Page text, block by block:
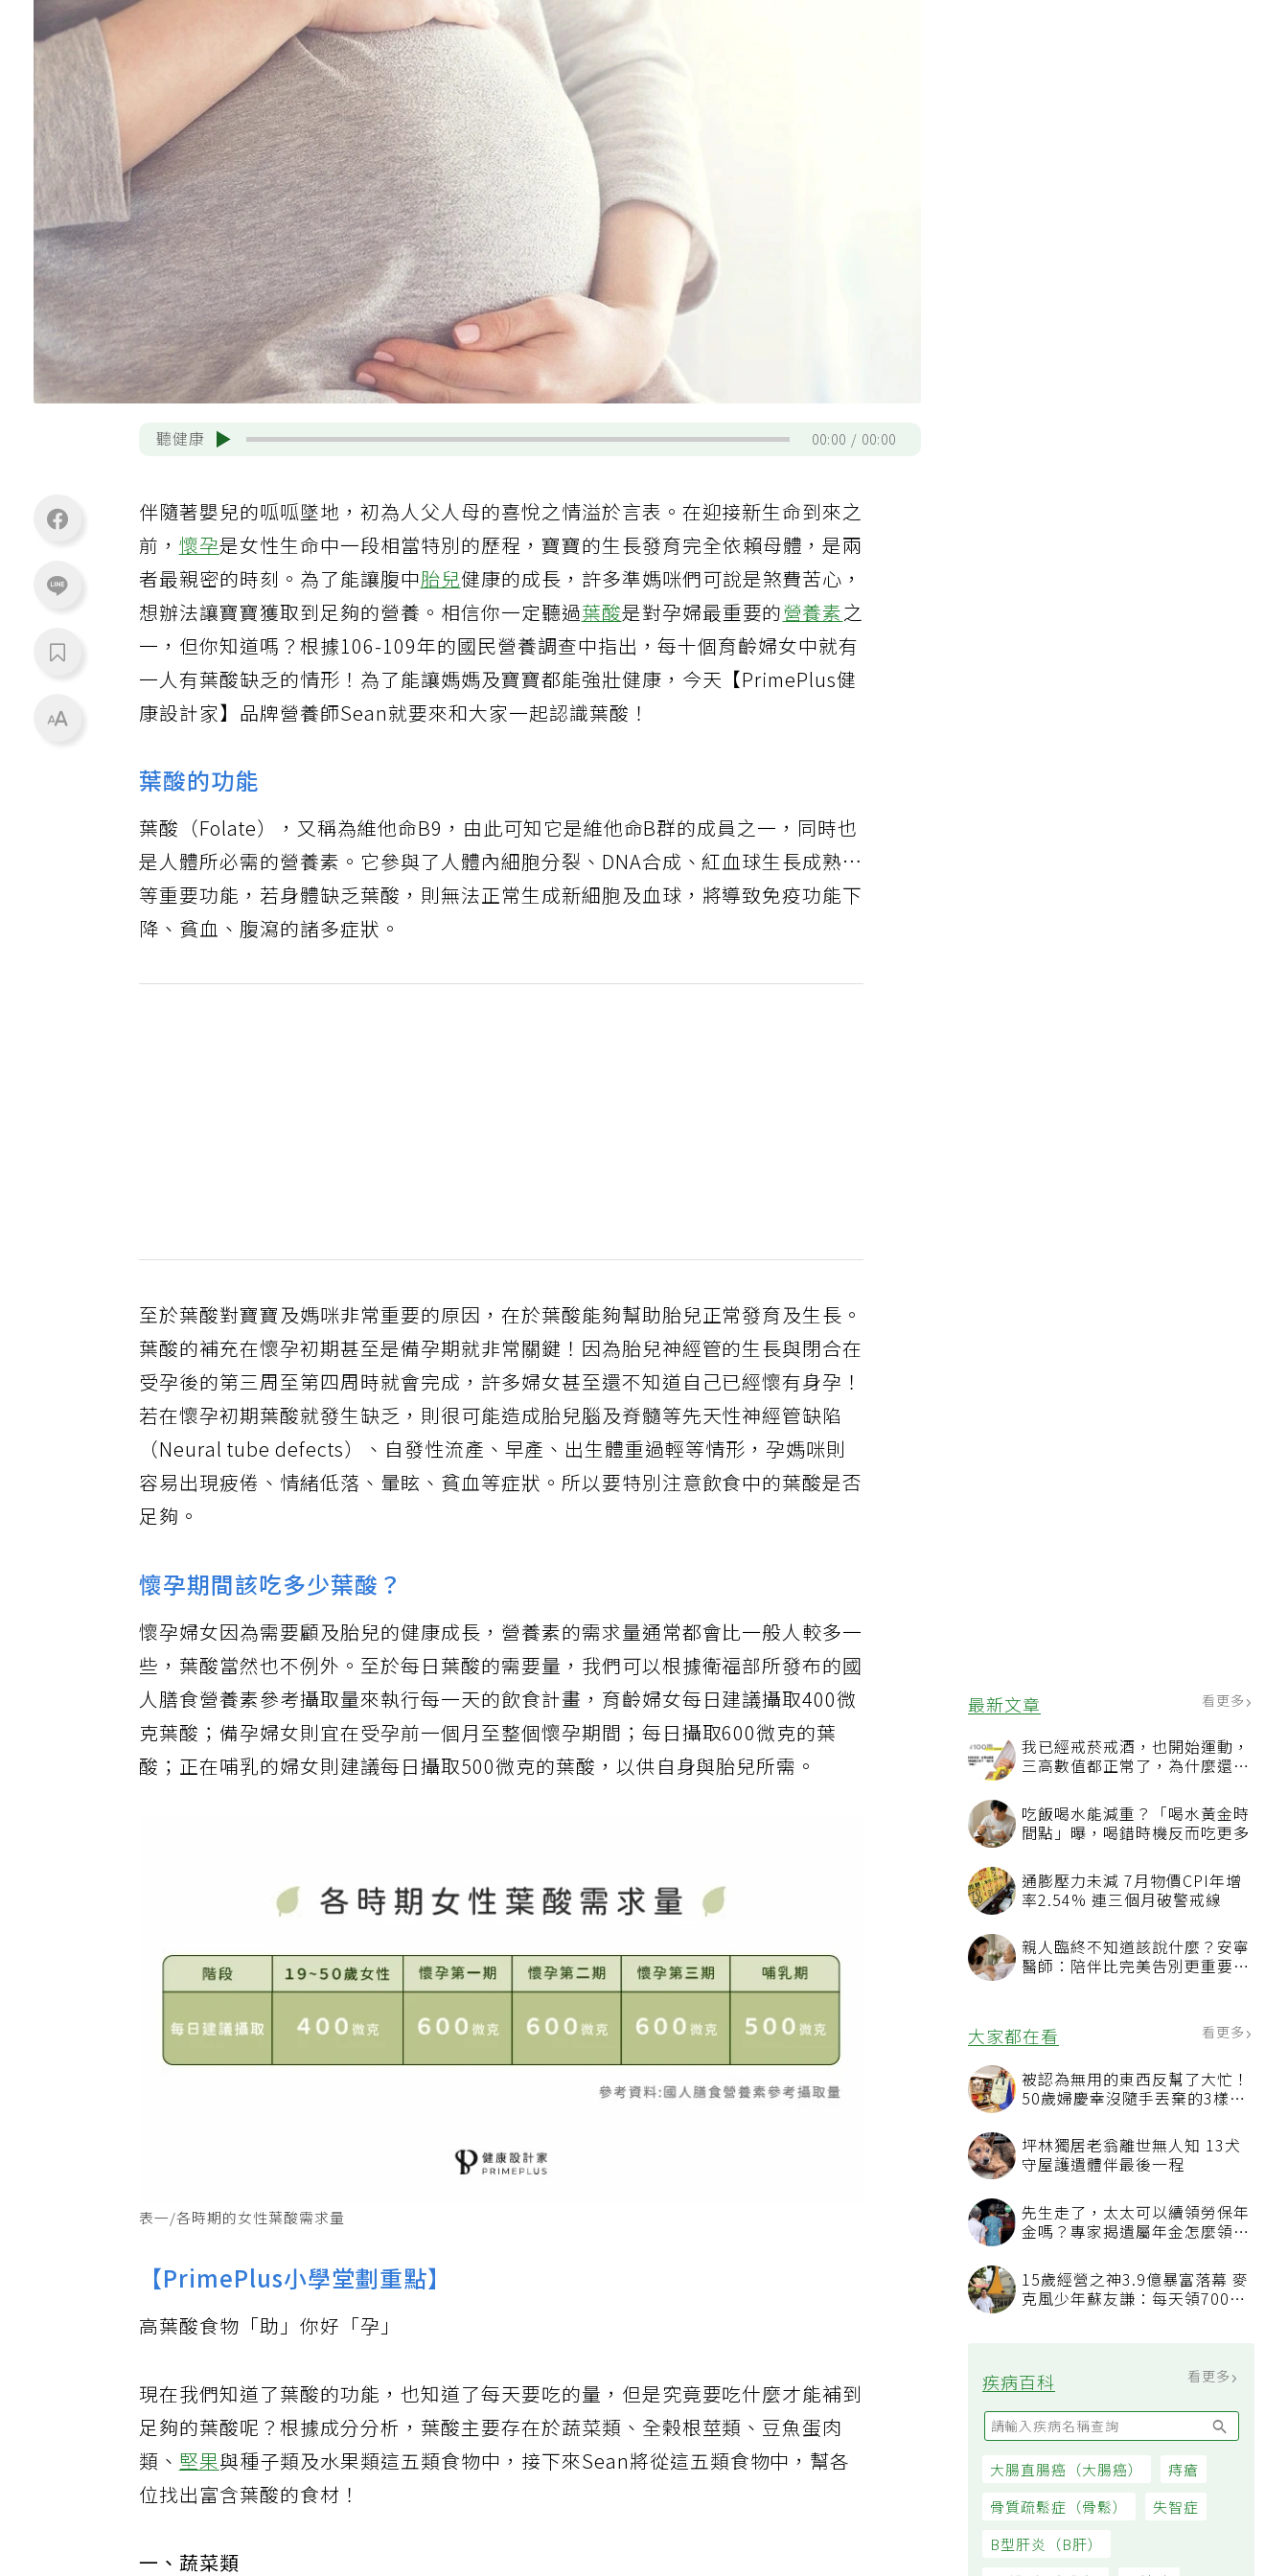
最新文章 看更多
我已經戒菸戒酒，也開始運動，
三高數值都正常了，為什麼還不
吃飯喝水能減重？「喝水黃金時
間點」曝，喝錯時機反而吃更多
通膨壓力未減 7月物價CPI年增
率2.54% 連三個月破警戒線
親人臨終不知道該說什麼？安寧
醫師：陪伴比完美告別更重要，
大家都在看
被認為無用的東西反幫了大忙！
50歲婦慶幸沒隨手丟棄的3樣物
品
坪林獨居老翁離世無人知 13犬
先生走了，太太可以續領勞保年
看順位還要看資格
15歲經營之神3.9億暴富落幕 麥
疾病百科
聽健康 00:00 00:00
伴隨著嬰兒的呱呱墜地，初為人父人母的喜悅之情溢於言表。在迎接新生命到來之
前，懷孕是女性生命中一段相當特別的歷程，寶寶的生長發育完全依賴母體，是兩
者最親密的時刻。為了能讓腹中胎兒健康的成長，許多準媽咪們可說是煞費苦心，
想辦法讓寶寶獲取到足夠的營養。相信你一定聽過葉酸是對孕婦最重要的營養素之
一，但你知道嗎？根據106-109年的國民營養調查中指出，每十個育齡婦女中就有
一人有葉酸缺乏的情形！為了能讓媽媽及寶寶都能強壯健康，今天【PrimePlus健
康設計家】品牌營養師Sean就要來和大家一起認識葉酸！
葉酸的功能
葉酸（Folate），又稱為維他命B9，由此可知它是維他命B群的成員之一，同時也
是人體所必需的營養素。它參與了人體內細胞分裂、DNA合成、紅血球生長成熟…
等重要功能，若身體缺乏葉酸，則無法正常生成新細胞及血球，將導致免疫功能下
降、貧血、腹瀉的諸多症狀。
至於葉酸對寶寶及媽咪非常重要的原因，在於葉酸能夠幫助胎兒正常發育及生長。
葉酸的補充在懷孕初期甚至是備孕期就非常關鍵！因為胎兒神經管的生長與閉合在
受孕後的第三周至第四周時就會完成，許多婦女甚至還不知道自己已經懷有身孕！
若在懷孕初期葉酸就發生缺乏，則很可能造成胎兒腦及脊髓等先天性神經管缺陷
（Neural tube defects）、自發性流產、早產、出生體重過輕等情形，孕媽咪則
容易出現疲倦、情緒低落、暈眩、貧血等症狀。所以要特別注意飲食中的葉酸是否
足夠。
懷孕期間該吃多少葉酸？
懷孕婦女因為需要顧及胎兒的健康成長，營養素的需求量通常都會比一般人較多一
些，葉酸當然也不例外。至於每日葉酸的需要量，我們可以根據衛福部所發布的國
人膳食營養素參考攝取量來執行每一天的飲食計畫，育齡婦女每日建議攝取400微
克葉酸；備孕婦女則宜在受孕前一個月至整個懷孕期間；每日攝取600微克的葉
酸；正在哺乳的婦女則建議每日攝取500微克的葉酸，以供自身與胎兒所需。
表一/各時期的女性葉酸需求量
【PrimePlus小學堂劃重點】
高葉酸食物「助」你好「孕」
現在我們知道了葉酸的功能，也知道了每天要吃的量，但是究竟要吃什麼才能補到
足夠的葉酸呢？根據成分分析，葉酸主要存在於蔬菜類、全榖根莖類、豆魚蛋肉
類、堅果與種子類及水果類這五類食物中，接下來Sean將從這五類食物中，幫各
位找出富含葉酸的食材！